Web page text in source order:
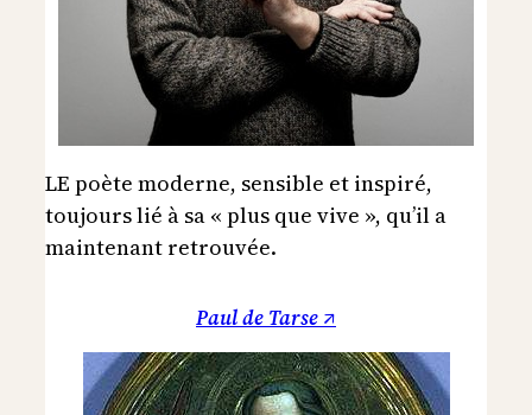
LE poète moderne, sensible et inspiré,
toujours lié à sa « plus que vive », qu’il a
maintenant retrouvée.
Paul de Tarse ↗